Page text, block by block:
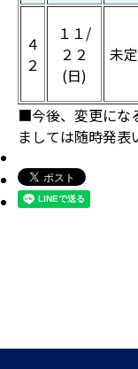
４
２
１１/
２２
(日)
未定
■今後、変更にな
ましては随時発表